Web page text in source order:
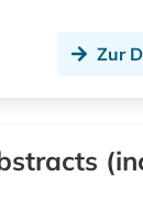
kongressbericht (1)
Zur